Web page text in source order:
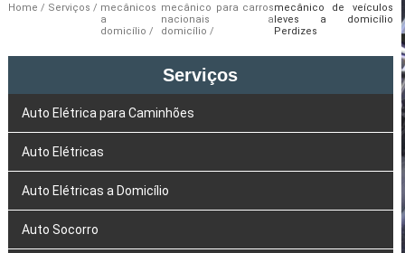
Home Serviços
mecânicos
a
domicílio
mecânico para carros
nacionais a
domicílio
mecânico de veículos
leves a domicílio
Perdizes
Serviços
Auto Elétrica para Caminhões
Auto Elétricas
Auto Elétricas a Domicílio
Auto Socorro